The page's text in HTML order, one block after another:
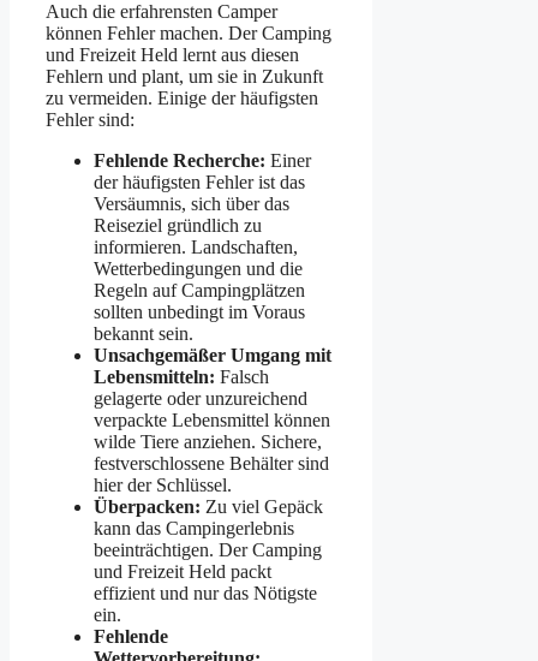
Auch die erfahrensten Camper
können Fehler machen. Der Camping
und Freizeit Held lernt aus diesen
Fehlern und plant, um sie in Zukunft
zu vermeiden. Einige der häufigsten
Fehler sind:
Fehlende Recherche: Einer
der häufigsten Fehler ist das
Versäumnis, sich über das
Reiseziel gründlich zu
informieren. Landschaften,
Wetterbedingungen und die
Regeln auf Campingplätzen
sollten unbedingt im Voraus
bekannt sein.
Unsachgemäßer Umgang mit
Lebensmitteln: Falsch
gelagerte oder unzureichend
verpackte Lebensmittel können
wilde Tiere anziehen. Sichere,
festverschlossene Behälter sind
hier der Schlüssel.
Überpacken: Zu viel Gepäck
kann das Campingerlebnis
beeinträchtigen. Der Camping
und Freizeit Held packt
effizient und nur das Nötigste
ein.
Fehlende